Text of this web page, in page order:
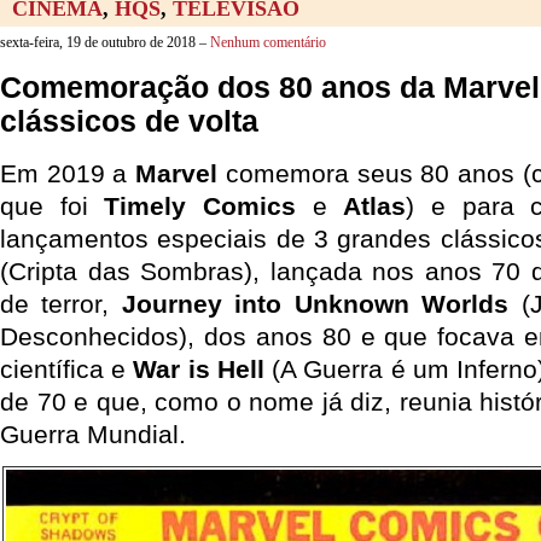
CINEMA, HQS, TELEVISÃO
sexta-feira, 19 de outubro de 2018 – Nenhum comentário
Comemoração dos 80 anos da
clássicos de volta
Em 2019 a Marvel comemora seus 80 anos
que foiTimely Comics e Atlas) e para
lançamentos especiais de 3 grandes
(Cripta das Sombras), lançada nos anos 70
de terror, Journey into Unknown Worlds
Desconhecidos), dos anos 80 e que focava
científica eWar is Hell (A Guerra é um
de 70 e que, como o nome já diz, reunia
Guerra Mundial.